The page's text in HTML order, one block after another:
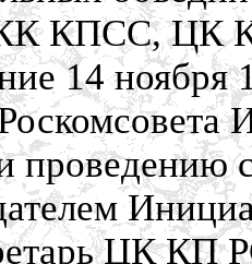
КПСС, ЦК
14 ноября
проведению
ЦК КП